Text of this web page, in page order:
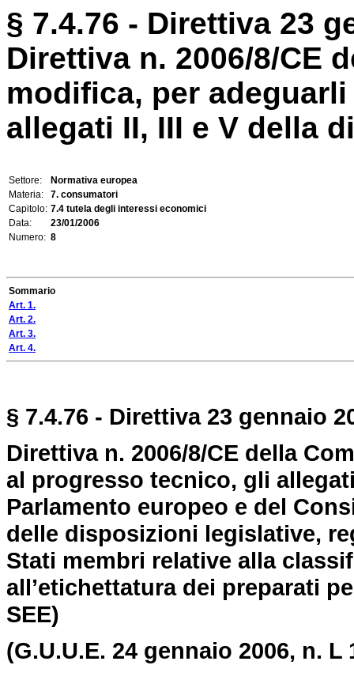
§ 7.4.76 - Direttiva 23
Direttiva n. 2006/8/CE
modifica, per
allegati II, III e V della
Settore:
Normativa europea
Materia:
7. consumatori
Capitolo: 7.4 tutela degli interessi economici
Data:
23/01/2006
Numero: 8
Sommario
Art. 1.
Art. 2.
Art. 3.
Art. 4.
§ 7.4.76 - Direttiva 23 gennaio
Direttiva n. 2006/8/CE della
al progresso tecnico, gli
Parlamento europeo e del
delle disposizioni legislative,
Stati membri relative alla
all’etichettatura dei preparati
SEE)
(G.U.U.E. 24 gennaio 2006, n. L